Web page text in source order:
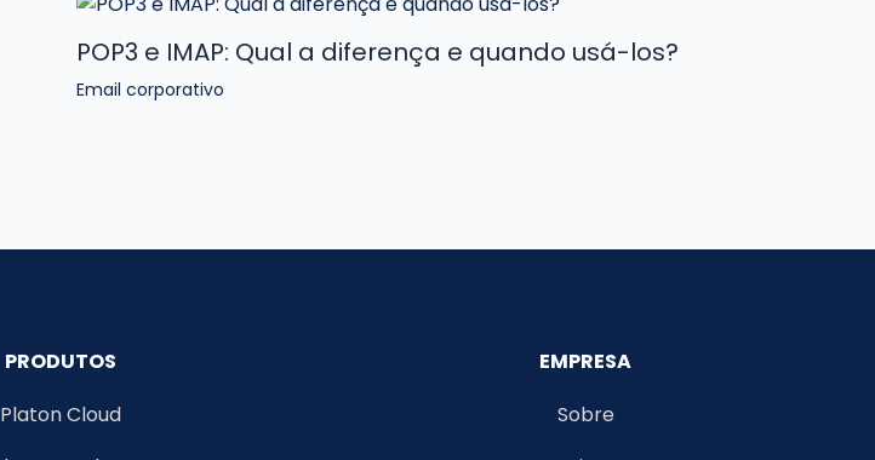
POP3 e IMAP: Qual a diferença e quando usá-los?
Email corporativo
PRODUTOS
Platon Cloud
EMPRESA
Sobre